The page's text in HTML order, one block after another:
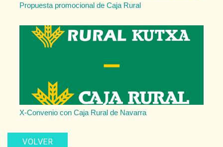
Propuesta promocional de Caja Rural
X-Convenio con Caja Rural de Navarra
VOLVER